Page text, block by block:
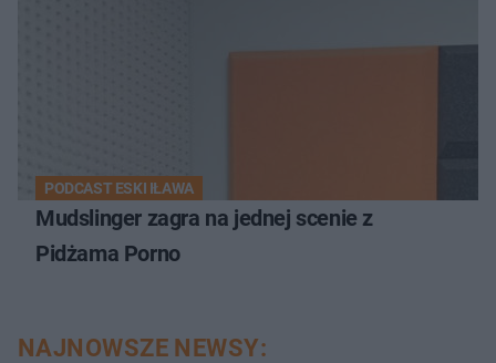
PODCAST ESKI IŁAWA
Mudslinger zagra na jednej scenie z
Pidżama Porno
NAJNOWSZE NEWSY: